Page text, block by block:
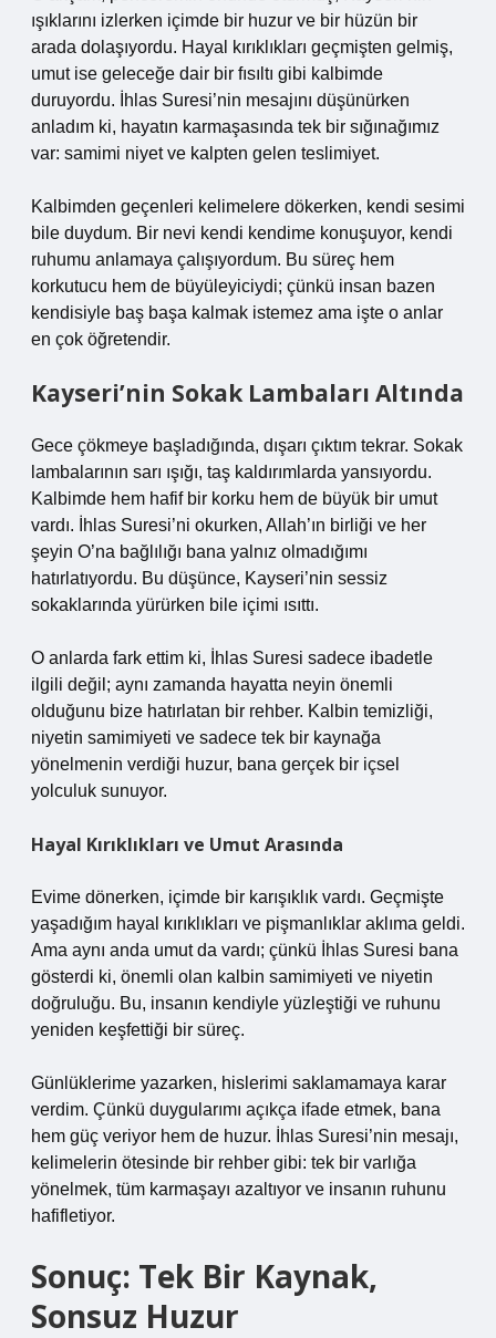
ışıklarını izlerken içimde bir huzur ve bir hüzün bir
arada dolaşıyordu. Hayal kırıklıkları geçmişten gelmiş,
umut ise geleceğe dair bir fısıltı gibi kalbimde
duruyordu. İhlas Suresi’nin mesajını düşünürken
anladım ki, hayatın karmaşasında tek bir sığınağımız
var: samimi niyet ve kalpten gelen teslimiyet.
Kalbimden geçenleri kelimelere dökerken, kendi sesimi
bile duydum. Bir nevi kendi kendime konuşuyor, kendi
ruhumu anlamaya çalışıyordum. Bu süreç hem
korkutucu hem de büyüleyiciydi; çünkü insan bazen
kendisiyle baş başa kalmak istemez ama işte o anlar
en çok öğretendir.
Kayseri’nin Sokak Lambaları Altında
Gece çökmeye başladığında, dışarı çıktım tekrar. Sokak
lambalarının sarı ışığı, taş kaldırımlarda yansıyordu.
Kalbimde hem hafif bir korku hem de büyük bir umut
vardı. İhlas Suresi’ni okurken, Allah’ın birliği ve her
şeyin O’na bağlılığı bana yalnız olmadığımı
hatırlatıyordu. Bu düşünce, Kayseri’nin sessiz
sokaklarında yürürken bile içimi ısıttı.
O anlarda fark ettim ki, İhlas Suresi sadece ibadetle
ilgili değil; aynı zamanda hayatta neyin önemli
olduğunu bize hatırlatan bir rehber. Kalbin temizliği,
niyetin samimiyeti ve sadece tek bir kaynağa
yönelmenin verdiği huzur, bana gerçek bir içsel
yolculuk sunuyor.
Hayal Kırıklıkları ve Umut Arasında
Evime dönerken, içimde bir karışıklık vardı. Geçmişte
yaşadığım hayal kırıklıkları ve pişmanlıklar aklıma geldi.
Ama aynı anda umut da vardı; çünkü İhlas Suresi bana
gösterdi ki, önemli olan kalbin samimiyeti ve niyetin
doğruluğu. Bu, insanın kendiyle yüzleştiği ve ruhunu
yeniden keşfettiği bir süreç.
Günlüklerime yazarken, hislerimi saklamamaya karar
verdim. Çünkü duygularımı açıkça ifade etmek, bana
hem güç veriyor hem de huzur. İhlas Suresi’nin mesajı,
kelimelerin ötesinde bir rehber gibi: tek bir varlığa
yönelmek, tüm karmaşayı azaltıyor ve insanın ruhunu
hafifletiyor.
Sonuç: Tek Bir Kaynak,
Sonsuz Huzur